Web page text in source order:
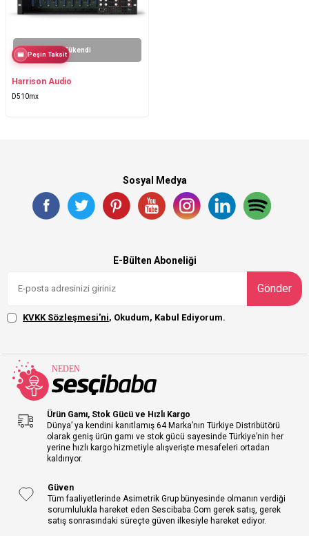
Tükendi
Peşin Taksit
Harrison Audio
D510mx
Sosyal Medya
E-Bülten Aboneliği
Gönder
KVKK Sözleşmesi'ni, Okudum, Kabul Ediyorum.
Ürün Gamı, Stok Gücü ve Hızlı Kargo
Dünya’ ya kendini kanıtlamış 64 Marka’nın Türkiye Distribütörü
olarak geniş ürün gamı ve stok gücü sayesinde Türkiye’nin her
yerine hızlı kargo hizmetiyle alışverişte mesafeleri ortadan
kaldırıyor.
Güven
Tüm faaliyetlerinde Asimetrik Grup bünyesinde olmanın verdiği
sorumlulukla hareket eden Sescibaba.Com gerek satış, gerek
satış sonrasındaki süreçte güven ilkesiyle hareket ediyor.